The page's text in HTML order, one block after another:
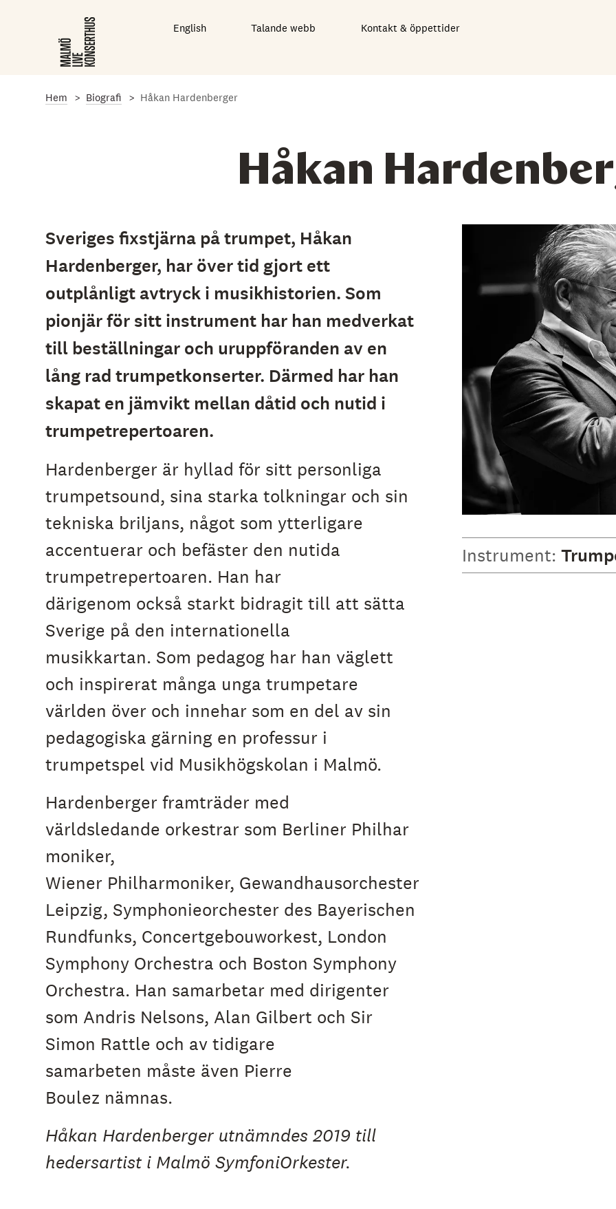
English Talande webb Kontakt & öppettider
Hem Biografi Håkan Hardenberger
Håkan
Sveriges fixstjärna på trumpet, Håkan
Hardenberger, har över tid gjort ett
outplånligt avtryck i musikhistorien. Som
pionjär för sitt instrument har han medverkat
till beställningar och uruppföranden av en
lång rad trumpetkonserter. Därmed har han
skapat en jämvikt mellan dåtid och nutid i
trumpetrepertoaren.
Hardenberger är hyllad för sitt personliga
trumpetsound, sina starka tolkningar och sin
tekniska briljans, något som ytterligare
accentuerar och befäster den nutida
trumpetrepertoaren. Han har
därigenom också starkt bidragit till att sätta
Sverige på den internationella
musikkartan. Som pedagog har han väglett
och inspirerat många unga trumpetare
världen över och innehar som en del av sin
pedagogiska gärning en professur i
trumpetspel vid Musikhögskolan i Malmö.
Hardenberger framträder med
världsledande orkestrar som Berliner Philhar
moniker,
Wiener Philharmoniker, Gewandhausorchester
Leipzig, Symphonieorchester des Bayerischen
Rundfunks, Concertgebouworkest, London
Symphony Orchestra och Boston Symphony
Orchestra. Han samarbetar med dirigenter
som Andris Nelsons, Alan Gilbert och Sir
Simon Rattle och av tidigare
samarbeten måste även Pierre
Boulez nämnas.
Håkan Hardenberger utnämndes 2019 till
hedersartist i Malmö SymfoniOrkester.
Instrument: